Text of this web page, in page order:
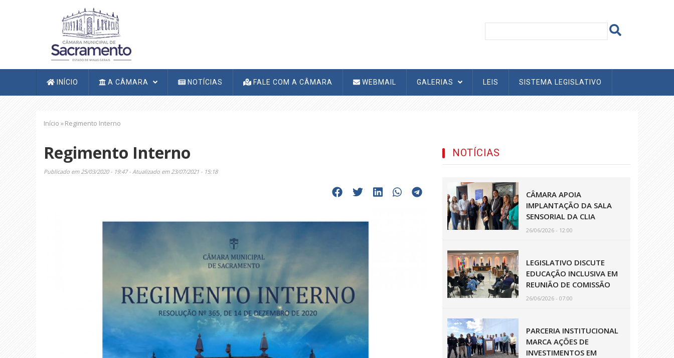
Navegação
principal
INÍCIO A CÂMARA NOTÍCIAS FALE COM A CÂMARA WEBMAIL GALERIAS LEIS SISTEMA LEGISLATIVO
Trilha
navegação
Início »Regimento Interno
Regimento Interno
Publicado em 25/03/2020 - 19:47 - Atualizado em 23/07/2021 - 15:18
NOTÍCIAS
CÂMARA APOIA
IMPLANTAÇÃO DA SALA
SENSORIAL DA CLIA
26/06/2026 - 12:00
LEGISLATIVO DISCUTE
EDUCAÇÃO INCLUSIVA EM
REUNIÃO DE COMISSÃO
26/06/2026 - 07:00
PARCERIA INSTITUCIONAL
MARCA AÇÕES DE
INVESTIMENTOS EM